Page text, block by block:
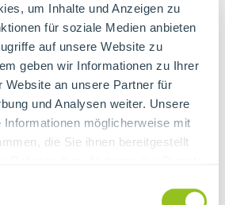
um Inhalte und Anzeigen zu
für soziale Medien anbieten
auf unsere Website zu
geben wir Informationen zu Ihrer
Website an unsere Partner für
und Analysen weiter. Unsere
Informationen möglicherweise mit
die Sie ihnen bereitgestellt
Draußen